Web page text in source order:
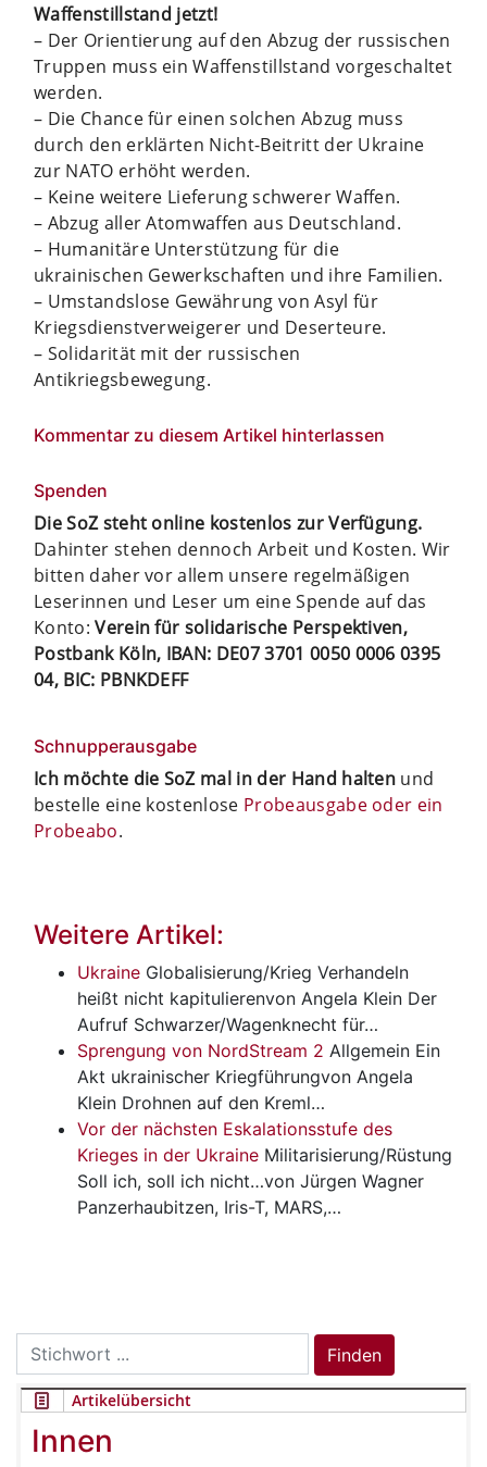
Waffenstillstand jetzt!
– Der Orientierung auf den Abzug der russischen
Truppen muss ein Waffenstillstand vorgeschaltet
werden.
– Die Chance für einen solchen Abzug muss
durch den erklärten Nicht-Beitritt der Ukraine
zur NATO erhöht werden.
– Keine weitere Lieferung schwerer Waffen.
– Abzug aller Atomwaffen aus Deutschland.
– Humanitäre Unterstützung für die
ukrainischen Gewerkschaften und ihre Familien.
– Umstandslose Gewährung von Asyl für
Kriegsdienstverweigerer und Deserteure.
– Solidarität mit der russischen
Antikriegsbewegung.
Kommentar zu diesem Artikel hinterlassen
Spenden
Die SoZ steht online kostenlos zur Verfügung.
Dahinter stehen dennoch Arbeit und Kosten. Wir
bitten daher vor allem unsere regelmäßigen
Leserinnen und Leser um eine Spende auf das
Konto:Verein für solidarische Perspektiven,
Postbank Köln, IBAN: DE07 3701 0050 0006 0395
04, BIC: PBNKDEFF
Schnupperausgabe
Ich möchte die SoZ mal in der Hand halten und
bestelle eine kostenlose Probeausgabe oder ein
Probeabo.
Weitere Artikel:
Ukraine Globalisierung/Krieg Verhandeln
heißt nicht kapitulierenvon Angela Klein Der
Aufruf Schwarzer/Wagenknecht für…
Sprengung von NordStream 2 Allgemein Ein
Akt ukrainischer Kriegführungvon Angela
Klein Drohnen auf den Kreml…
Vor der nächsten Eskalationsstufe des
Krieges in der Ukraine Militarisierung/Rüstung
Soll ich, soll ich nicht…von Jürgen Wagner
Panzerhaubitzen, Iris-T, MARS,…
Search
for:
Finden
Artikelübersicht
Innen